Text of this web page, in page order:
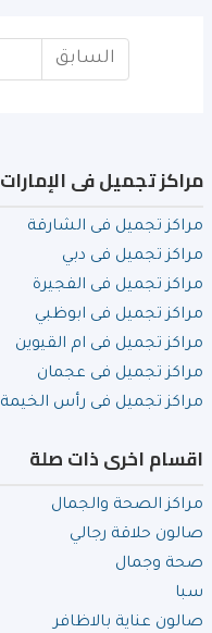
السابق
مراكز تجميل فى الإمارات
مراكز تجميل فى الشارقة
مراكز تجميل فى دبي
مراكز تجميل فى الفجيرة
مراكز تجميل فى ابوظبي
مراكز تجميل فى ام القيوين
مراكز تجميل فى عجمان
مراكز تجميل فى رأس الخيمة
اقسام اخرى ذات صلة
مراكز الصحة والجمال
صالون حلاقة رجالي
صحة وجمال
سبا
صالون عناية بالاظافر